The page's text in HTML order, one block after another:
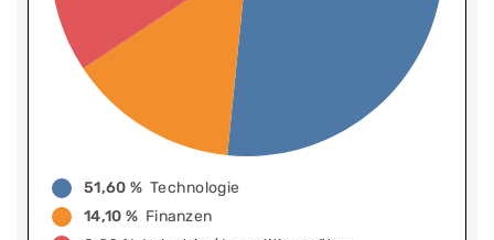
51,60 % Technologie
14,10 % Finanzen